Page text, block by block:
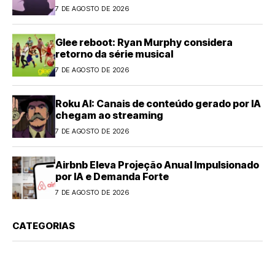
7 DE AGOSTO DE 2026
Glee reboot: Ryan Murphy considera
retorno da série musical
7 DE AGOSTO DE 2026
Roku AI: Canais de conteúdo gerado por IA
chegam ao streaming
7 DE AGOSTO DE 2026
Airbnb Eleva Projeção Anual Impulsionado
por IA e Demanda Forte
7 DE AGOSTO DE 2026
CATEGORIAS